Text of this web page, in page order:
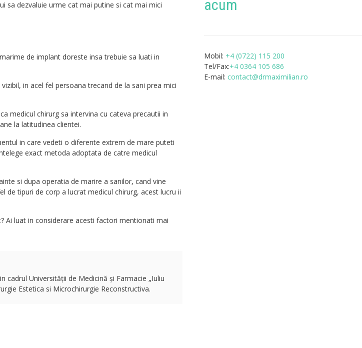
sa dezvaluie urme cat mai putine si cat mai mici
de implant doreste insa trebuie sa luati in
in acel fel persoana trecand de la sani prea mici
medicul chirurg sa intervina cu cateva precautii in
la latitudinea clientei.
in care vedeti o diferente extrem de mare puteti
exact metoda adoptata de catre medicul
si dupa operatia de marire a sanilor, cand vine
de tipuri de corp a lucrat medicul chirurg, acest lucru ii
Ai luat in considerare acesti factori mentionati mai
cadrul Universității de Medicină și Farmacie „Iuliu
Estetica si Microchirurgie Reconstructiva.
acum
Mobil: +4 (0722) 115 200
Tel/Fax:+4 0364 105 686
E-mail: contact@drmaximilian.ro